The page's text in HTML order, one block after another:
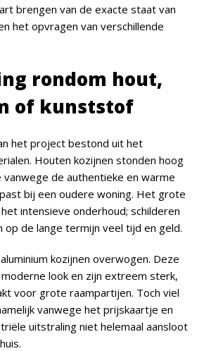
brengen van de exacte staat van
het opvragen van verschillende
rondom hout,
of kunststof
het project bestond uit het
Houten kozijnen stonden hoog
de authentieke en warme
bij een oudere woning. Het grote
intensieve onderhoud; schilderen
op de lange termijn veel tijd en geld.
kozijnen overwogen. Deze
look en zijn extreem sterk,
voor grote raampartijen. Toch viel
vanwege het prijskaartje en
uitstraling niet helemaal aansloot